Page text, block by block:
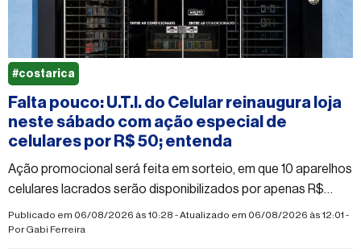
Falta pouco: U.T.I. do Celular reinaugura loja
neste sábado com ação especial de
celulares por R$ 50; entenda
Ação promocional será feita em sorteio, em que 10 aparelhos
celulares lacrados serão disponibilizados por apenas R$
50,00 cada
Publicado em 06/08/2026 às 10:28 - Atualizado em 06/08/2026 às 12:01 -
PorGabi Ferreira
#costarica